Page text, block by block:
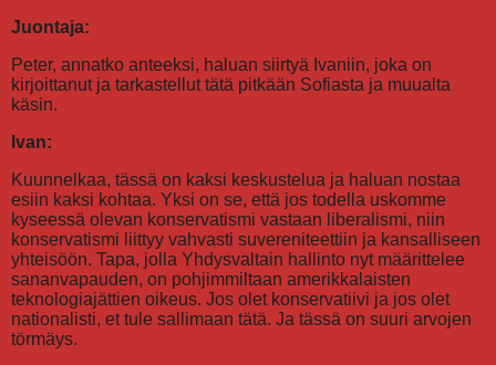
Juontaja:
Peter, annatko anteeksi, haluan siirtyä Ivaniin, joka on
kirjoittanut ja tarkastellut tätä pitkään Sofiasta ja muualta
käsin.
Ivan:
Kuunnelkaa, tässä on kaksi keskustelua ja haluan nostaa
esiin kaksi kohtaa. Yksi on se, että jos todella uskomme
kyseessä olevan konservatismi vastaan liberalismi, niin
konservatismi liittyy vahvasti suvereniteettiin ja kansalliseen
yhteisöön. Tapa, jolla Yhdysvaltain hallinto nyt määrittelee
sananvapauden, on pohjimmiltaan amerikkalaisten
teknologiajättien oikeus. Jos olet konservatiivi ja jos olet
nationalisti, et tule sallimaan tätä. Ja tässä on suuri arvojen
törmäys.